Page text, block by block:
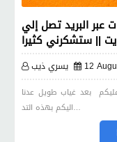
البريد تصل إلي
يسري ذيب 12
بعد غياب طويل عدنا
اليكم بهذه التد…